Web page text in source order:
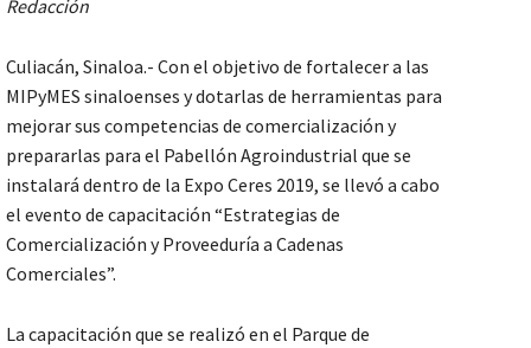
Redacción
Culiacán, Sinaloa.- Con el objetivo de fortalecer a las
MIPyMES sinaloenses y dotarlas de herramientas para
mejorar sus competencias de comercialización y
prepararlas para el Pabellón Agroindustrial que se
instalará dentro de la Expo Ceres 2019, se llevó a cabo
el evento de capacitación “Estrategias de
Comercialización y Proveeduría a Cadenas
Comerciales”.
La capacitación que se realizó en el Parque de